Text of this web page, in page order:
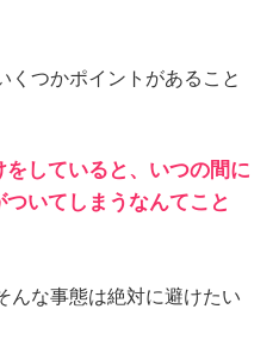
くつかポイントがあること
していると、いつの間に
いてしまうなんてこと
んな事態は絶対に避けたい